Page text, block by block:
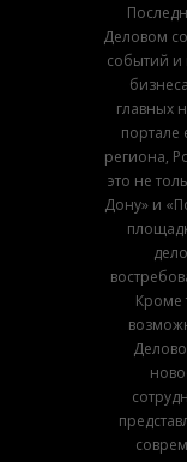
Деловом
событий и
главных
портале
региона,
это не
Дону» и
Кроме